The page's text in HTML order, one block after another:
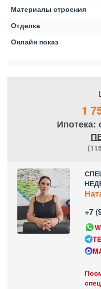
Материалы строения
Отделка
Онлайн показ
1
Ипотека:
+7